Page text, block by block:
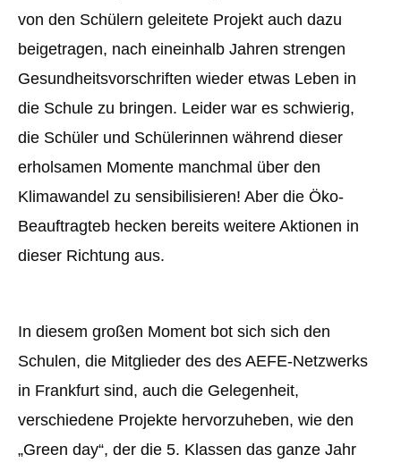
von den Schülern geleitete Projekt auch dazu
beigetragen, nach eineinhalb Jahren strengen
Gesundheitsvorschriften wieder etwas Leben in
die Schule zu bringen. Leider war es schwierig,
die Schüler und Schülerinnen während dieser
erholsamen Momente manchmal über den
Klimawandel zu sensibilisieren! Aber die Öko-
Beauftragteb hecken bereits weitere Aktionen in
dieser Richtung aus.
In diesem großen Moment bot sich sich den
Schulen, die Mitglieder des des AEFE-Netzwerks
in Frankfurt sind, auch die Gelegenheit,
verschiedene Projekte hervorzuheben, wie den
„Green day“, der die 5. Klassen das ganze Jahr